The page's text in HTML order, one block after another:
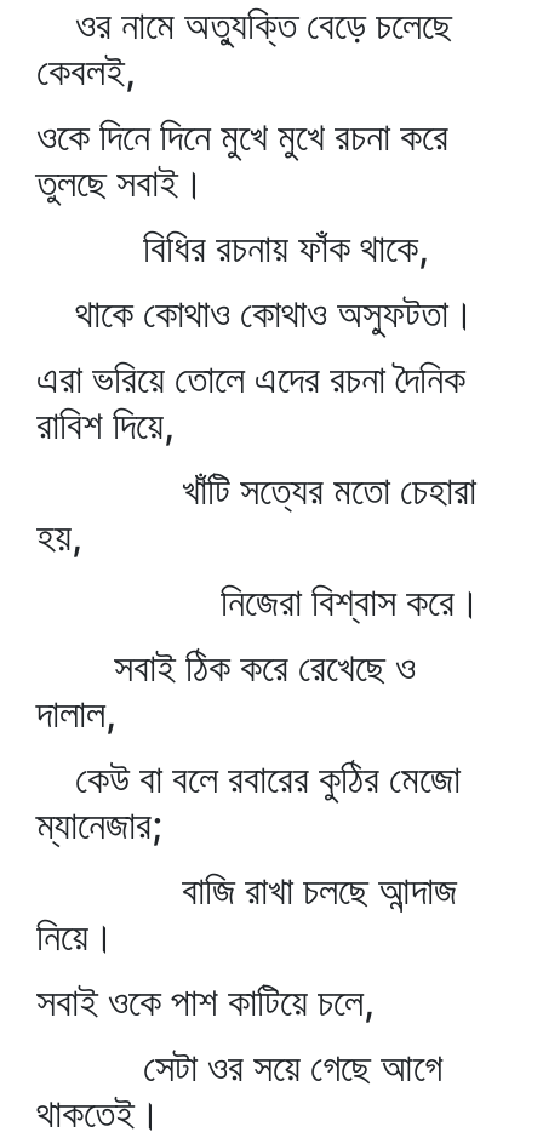
ওর নামে অত্যুক্তি বেড়ে চলেছে
কেবলই,
ওকে দিনে দিনে মুখে মুখে রচনা করে
তুলছে সবাই।
বিধির রচনায় ফাঁক থাকে,
থাকে কোথাও কোথাও অস্ফুটতা।
এরা ভরিয়ে তোলে এদের রচনা দৈনিক
রাবিশ দিয়ে,
খাঁটি সত্যের মতো চেহারা
হয়,
নিজেরা বিশ্বাস করে।
সবাই ঠিক করে রেখেছে ও
দালাল,
কেউ বা বলে রবারের কুঠির মেজো
ম্যানেজার;
বাজি রাখা চলছে আন্দাজ
নিয়ে।
সবাই ওকে পাশ কাটিয়ে চলে,
সেটা ওর সয়ে গেছে আগে
থাকতেই।